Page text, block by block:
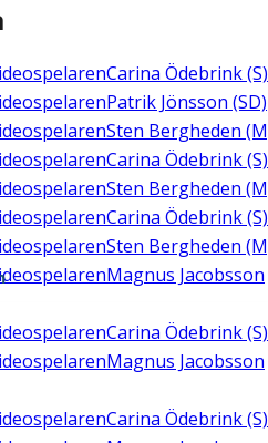
Carina Ödebrink (S)
Patrik Jönsson (SD)
Sten Bergheden
Carina Ödebrink (S)
Sten Bergheden
Carina Ödebrink (S)
Sten Bergheden
Magnus Jacobsson
Carina Ödebrink (S)
Magnus Jacobsson
Carina Ödebrink (S)